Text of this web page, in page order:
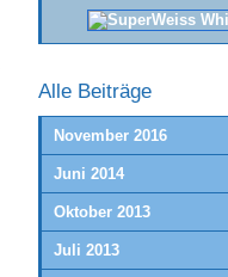
Alle Beiträge
November 2016
Juni 2014
Oktober 2013
Juli 2013